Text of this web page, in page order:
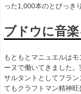
った1,000本のとびっき
ブドウに音
もともとマニュエルは
ーヌで働いてきました
サルタントとしてフラ
てもクラフトマン精神